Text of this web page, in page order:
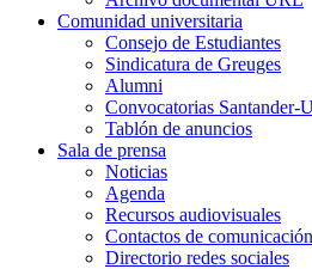
Comunidad universitaria
Consejo de Estudiantes
Sindicatura de Greuges
Alumni
Convocatorias Santander-
Tablón de anuncios
Sala de prensa
Noticias
Agenda
Recursos audiovisuales
Contactos de comunicación
Directorio redes sociales